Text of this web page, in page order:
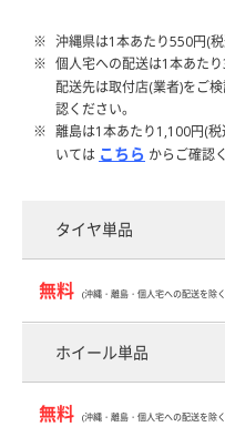
沖縄県は1本あたり550円(税
個人宅への配送は1本あた
配送先は取付店(業者)をご
認ください。
離島は1本あたり1,100円(
いては こちら からご確認
タイヤ単品
無料 (沖縄・離島・個人宅への配送を除
ホイール単品
無料 (沖縄・離島・個人宅への配送を除